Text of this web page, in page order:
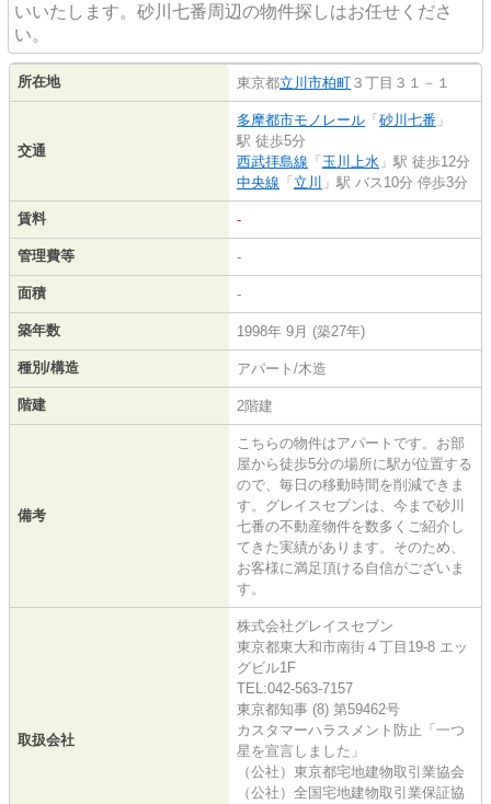
いいたします。砂川七番周辺の物件探しはお任せくださ
い。
所在地 東京都立川市柏町 ３丁目３１－１
交通
多摩都市モノレール 「 砂川七番 」
駅 徒歩5分
西武拝島線 「 玉川上水 」駅 徒歩12分
中央線 「 立川 」駅 バス10分 停歩3分
賃料 -
管理費等 -
面積 -
築年数 1998年 9月 (築27年)
種別/構造 アパート/木造
階建 2階建
備考
こちらの物件はアパートです。お部
屋から徒歩5分の場所に駅が位置する
ので、毎日の移動時間を削減できま
す。グレイスセブンは、今まで砂川
七番の不動産物件を数多くご紹介し
てきた実績があります。そのため、
お客様に満足頂ける自信がございま
す。
取扱会社
株式会社グレイスセブン
東京都東大和市南街４丁目19-8 エッ
グビル1F
TEL:042-563-7157
東京都知事 (8) 第59462号
カスタマーハラスメント防止「一つ
星を宣言しました」
（公社）東京都宅地建物取引業協会
（公社）全国宅地建物取引業保証協